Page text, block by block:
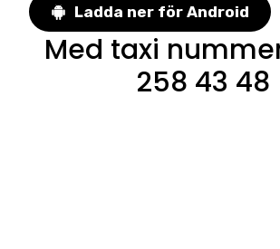
Ladda ner för Android
Med taxi
258 43 48